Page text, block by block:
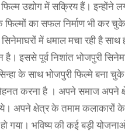
उद्योग में सक्रिय हैं।
का सफल निर्माण भी कर
सिनेमाघरों में धमाल मचा रही है
है। इससे पूर्व निशांत भोजपुरी
के साथ भोजपुरी फिल्मे बना
करना है । अपने समाज अपने
क्षेत्र के तमाम कलाकारों के
गया। भविष्य की कई बड़ी